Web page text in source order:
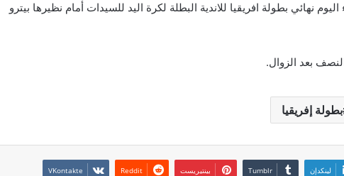
نهائي بطولة افريقيا للاندية البطلة لكرة اليد للسيدات أمام نظيرها بيترو
بعد الزوال.
بطولة إفريقيا
لينكدإن بينتيريست